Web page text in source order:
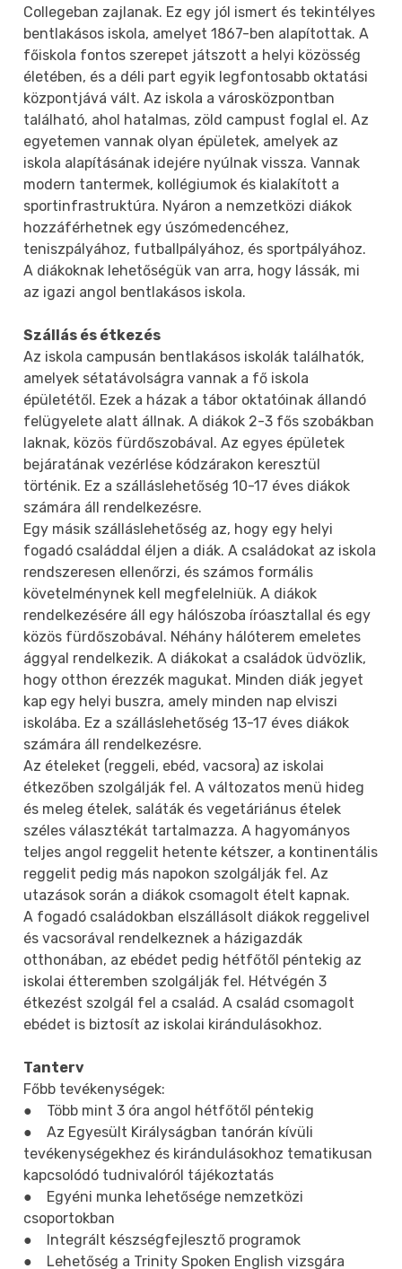
Collegeban zajlanak. Ez egy jól ismert és tekintélyes
bentlakásos iskola, amelyet 1867-ben alapítottak. A
főiskola fontos szerepet játszott a helyi közösség
életében, és a déli part egyik legfontosabb oktatási
központjává vált. Az iskola a városközpontban
található, ahol hatalmas, zöld campust foglal el. Az
egyetemen vannak olyan épületek, amelyek az
iskola alapításának idejére nyúlnak vissza. Vannak
modern tantermek, kollégiumok és kialakított a
sportinfrastruktúra. Nyáron a nemzetközi diákok
hozzáférhetnek egy úszómedencéhez,
teniszpályához, futballpályához, és sportpályához.
A diákoknak lehetőségük van arra, hogy lássák, mi
az igazi angol bentlakásos iskola.
Szállás és étkezés
Az iskola campusán bentlakásos iskolák találhatók,
amelyek sétatávolságra vannak a fő iskola
épületétől. Ezek a házak a tábor oktatóinak állandó
felügyelete alatt állnak. A diákok 2-3 fős szobákban
laknak, közös fürdőszobával. Az egyes épületek
bejáratának vezérlése kódzárakon keresztül
történik. Ez a szálláslehetőség 10-17 éves diákok
számára áll rendelkezésre.
Egy másik szálláslehetőség az, hogy egy helyi
fogadó családdal éljen a diák. A családokat az iskola
rendszeresen ellenőrzi, és számos formális
követelménynek kell megfelelniük. A diákok
rendelkezésére áll egy hálószoba íróasztallal és egy
közös fürdőszobával. Néhány hálóterem emeletes
ággyal rendelkezik. A diákokat a családok üdvözlik,
hogy otthon érezzék magukat. Minden diák jegyet
kap egy helyi buszra, amely minden nap elviszi
iskolába. Ez a szálláslehetőség 13-17 éves diákok
számára áll rendelkezésre.
Az ételeket (reggeli, ebéd, vacsora) az iskolai
étkezőben szolgálják fel. A változatos menü hideg
és meleg ételek, saláták és vegetáriánus ételek
széles választékát tartalmazza. A hagyományos
teljes angol reggelit hetente kétszer, a kontinentális
reggelit pedig más napokon szolgálják fel. Az
utazások során a diákok csomagolt ételt kapnak.
A fogadó családokban elszállásolt diákok reggelivel
és vacsorával rendelkeznek a házigazdák
otthonában, az ebédet pedig hétfőtől péntekig az
iskolai étteremben szolgálják fel. Hétvégén 3
étkezést szolgál fel a család. A család csomagolt
ebédet is biztosít az iskolai kirándulásokhoz.
Tanterv
Főbb tevékenységek:
● Több mint 3 óra angol hétfőtől péntekig
● Az Egyesült Királyságban tanórán kívüli
tevékenységekhez és kirándulásokhoz tematikusan
kapcsolódó tudnivalóról tájékoztatás
● Egyéni munka lehetősége nemzetközi
csoportokban
● Integrált készségfejlesztő programok
● Lehetőség a Trinity Spoken English vizsgára